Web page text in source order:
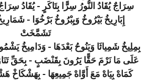
سِرَاجٌ يُقَادُ النُّورُ سِرًّا بِتَاكَرٍ - يُقَادُ
إِبَارِيخُ بَيْرُوخُ وَيِبْرُوخُ بَرْخُوَا -
تَشَمَّخَتْ
بِمِلِيخُ شَمِياثَا وَيَنُوحُ بَعْدَهَا - وَدَامِيخُ
عَلَى مَا نَرْمَ حَقًّا يَرُونَ بِقَنْضَبٍ - بِحَقِّ
كَمَاهْ بِيَاهْ مَعَ أَوَّاهْ جَمِيعِهَا - بِهَشْكَاخْ